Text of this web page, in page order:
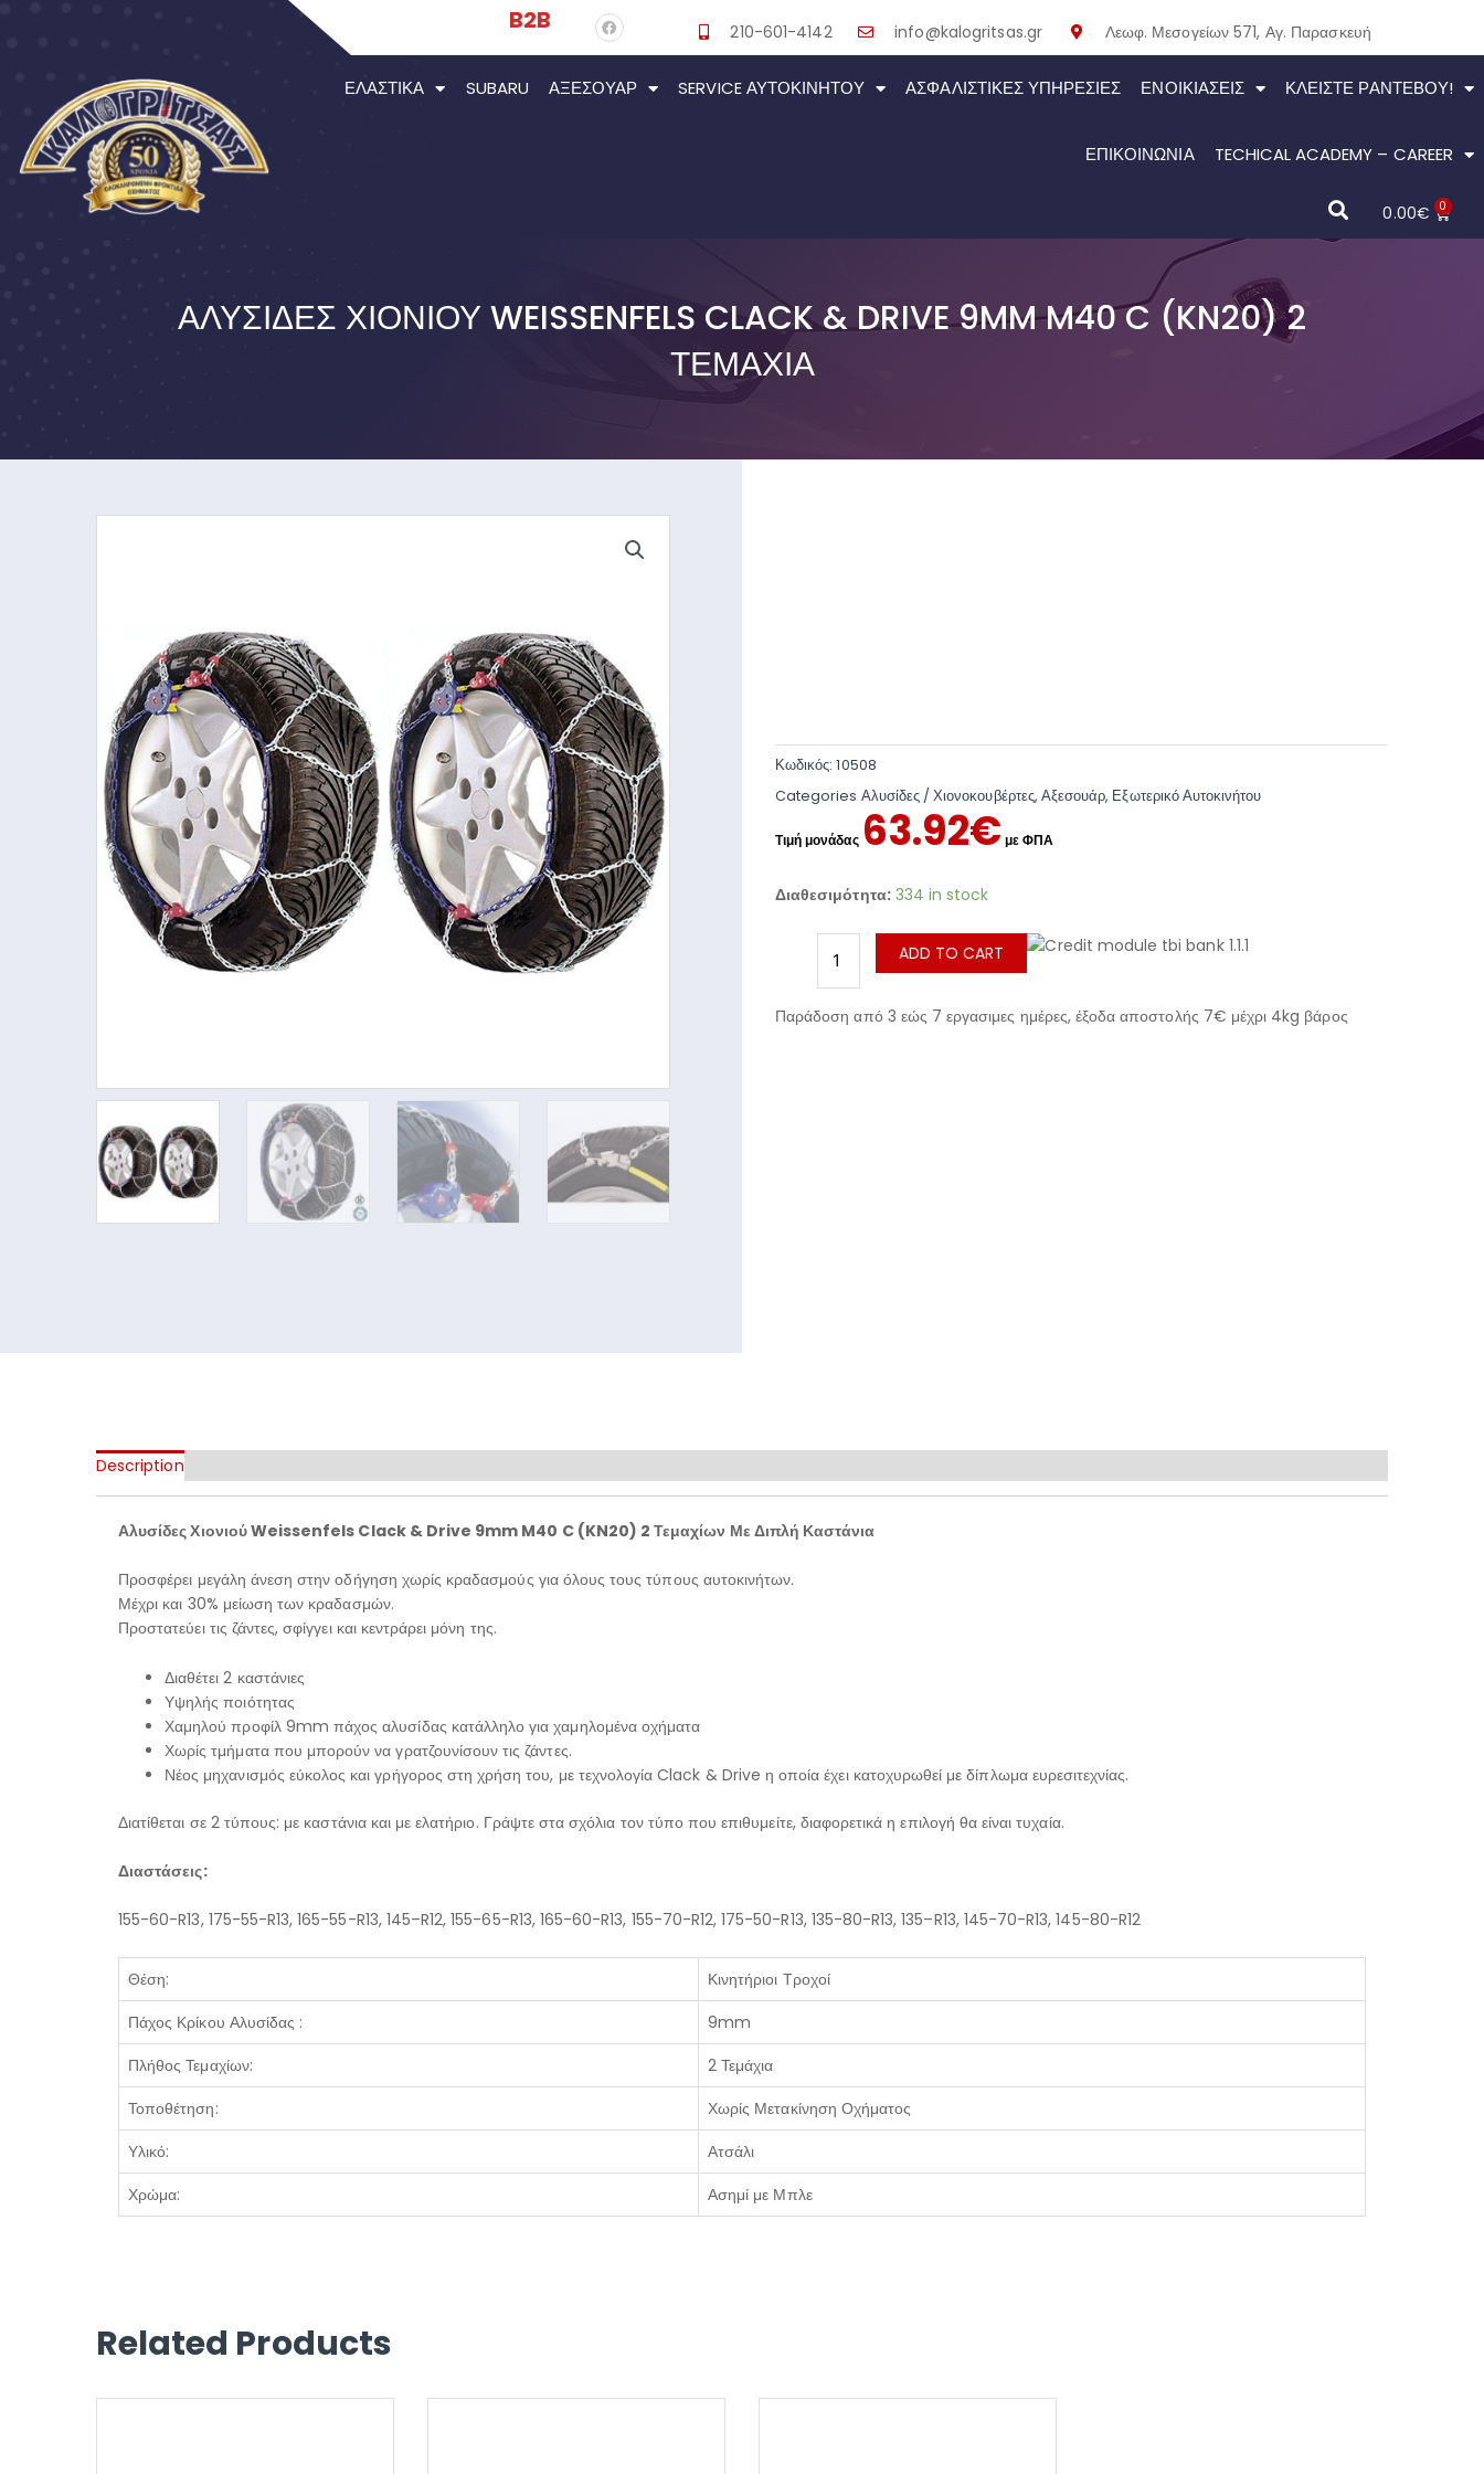
B2B 210-601-4142 info@kalogritsas.gr Λεωφ. Μεσογείων 571, Αγ. Παρασκευή
ΕΛΑΣΤΙΚΆ SUBARU ΑΞΕΣΟΥΆΡ SERVICE ΑΥΤΟΚΙΝΉΤΟΥ ΑΣΦΑΛΙΣΤΙΚΕΣ ΥΠΗΡΕΣΙΕΣ ΕΝΟΙΚΙΆΣΕΙΣ ΚΛΕΊΣΤΕ ΡΑΝΤΕΒΟΎ!
ΕΠΙΚΟΙΝΩΝΙΑ TECHICAL ACADEMY – CAREER
0.00€ 0
ΑΛΥΣΊΔΕΣ ΧΙΟΝΙΟΎ WEISSENFELS CLACK & DRIVE 9MM M40 C (KN20) 2
ΤΕΜΆΧΙΑ
Κωδικός:10508
Categories Αλυσίδες / Χιονοκουβέρτες, Αξεσουάρ, Εξωτερικό Αυτοκινήτου
63.92€
Διαθεσιμότητα: 334 in stock
ADD TO CART
Παράδοση από 3 εώς 7 εργασιμες ημέρες, έξοδα αποστολής 7€ μέχρι 4kg βάρος
Description
Αλυσίδες Χιονιού Weissenfels Clack & Drive 9mm M40 C (KN20) 2 Τεμαχίων Με Διπλή Καστάνια
Προσφέρει μεγάλη άνεση στην οδήγηση χωρίς κραδασμούς για όλους τους τύπους αυτοκινήτων.
Μέχρι και 30% μείωση των κραδασμών.
Προστατεύει τις ζάντες, σφίγγει και κεντράρει μόνη της.
Διαθέτει 2 καστάνιες
Υψηλής ποιότητας
Χαμηλού προφίλ 9mm πάχος αλυσίδας κατάλληλο για χαμηλομένα οχήματα
Χωρίς τμήματα που μπορούν να γρατζουνίσουν τις ζάντες.
Νέος μηχανισμός εύκολος και γρήγορος στη χρήση του, με τεχνολογία Clack & Drive η οποία έχει κατοχυρωθεί με δίπλωμα ευρεσιτεχνίας.
Διατίθεται σε 2 τύπους: με καστάνια και με ελατήριο. Γράψτε στα σχόλια τον τύπο που επιθυμείτε, διαφορετικά η επιλογή θα είναι τυχαία.
Διαστάσεις:
155-60-R13, 175-55-R13,165-55-R13, 145–R12,155-65-R13, 165-60-R13, 155-70-R12,175-50-R13, 135-80-R13,135–R13, 145-70-R13,145-80-R12
Θέση:
Κινητήριοι Τροχοί
Πάχος Κρίκου Αλυσίδας :
9mm
Πλήθος Τεμαχίων:
2 Τεμάχια
Τοποθέτηση:
Χωρίς Μετακίνηση Οχήματος
Υλικό:
Ατσάλι
Χρώμα:
Ασημί με Μπλε
Related Products